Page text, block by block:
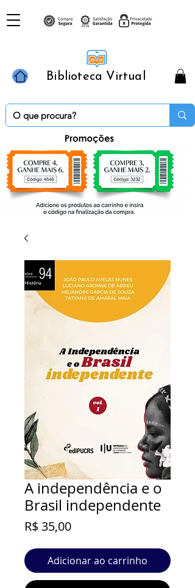
Biblioteca Virtual
A independência e o
Brasil independente
R$ 35,00Preço
Adicionar ao carrinho